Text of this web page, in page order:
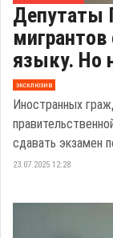
Депутаты
языку. Но
эксклюзив
Иностранных
сдавать экзамен
23.07.2025 12:28